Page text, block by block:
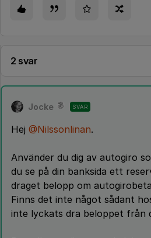
2 svar
Jocke SVAR
Hej @Nilssonlinan.
Använder du dig av autogiro
du se på din banksida ett
draget belopp om
Finns det inte något sådant
inte lyckats dra beloppet från